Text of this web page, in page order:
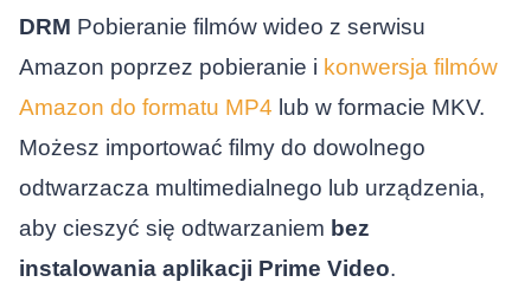
DRM Pobieranie filmów wideo z serwisu
Amazon poprzez pobieranie i konwersja filmów
Amazon do formatu MP4 lub w formacie MKV.
Możesz importować filmy do dowolnego
odtwarzacza multimedialnego lub urządzenia,
aby cieszyć się odtwarzaniem bez
instalowania aplikacji Prime Video.